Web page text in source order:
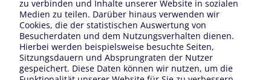
zu verbinden und Inhalte unserer Website in sozialen
Medien zu teilen. Darüber hinaus verwenden wir
Cookies, die der statistischen Auswertung von
Besucherdaten und dem Nutzungsverhalten dienen.
Hierbei werden beispielsweise besuchte Seiten,
Sitzungsdauern und Absprungraten der Nutzer
gespeichert. Diese Daten können wir nutzen, um die
Sie sind Journalist*in und benötigen Informationen
über Landgard? Sie suchen eine*n Ansprechpartner*in
für ein Interview? Sie möchten Film- oder
Tonaufnahmen von Landgard produzieren und
benötigen eine Dreherlaubnis? In diesen Fällen und bei